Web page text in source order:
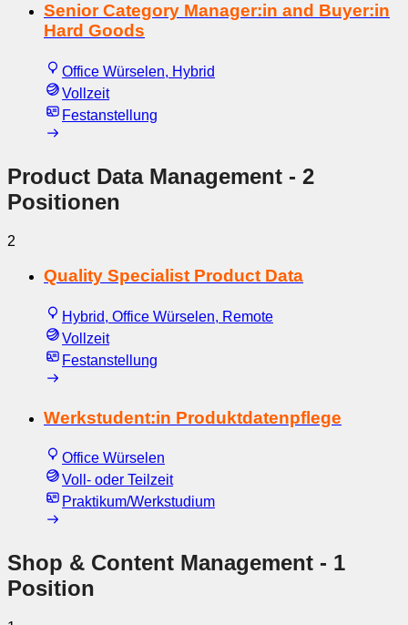
Senior Category Manager:in and Buyer:in
Hard Goods
Office Würselen, Hybrid
Vollzeit
Festanstellung
Product Data Management - 2
Positionen
2
Quality Specialist Product Data
Hybrid, Office Würselen, Remote
Vollzeit
Festanstellung
Werkstudent:in Produktdatenpflege
Office Würselen
Voll- oder Teilzeit
Praktikum/Werkstudium
Shop & Content Management - 1
Position